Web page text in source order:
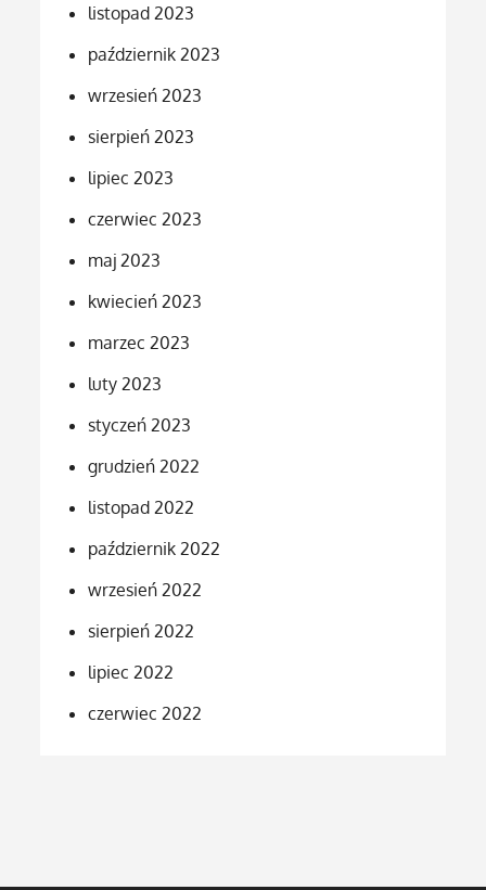
listopad 2023
październik 2023
wrzesień 2023
sierpień 2023
lipiec 2023
czerwiec 2023
maj 2023
kwiecień 2023
marzec 2023
luty 2023
styczeń 2023
grudzień 2022
listopad 2022
październik 2022
wrzesień 2022
sierpień 2022
lipiec 2022
czerwiec 2022